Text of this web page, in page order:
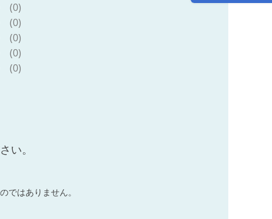
(0)
(0)
(0)
(0)
(0)
い。
ではありません。